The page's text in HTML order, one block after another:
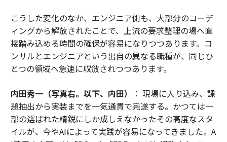
こうした変化のなか、エンジニア側も、大部分のコーデ
ィングから解放されたことで、上流の要求整理の場へ直
接踏み込める時間の確保が容易になりつつあります。コ
ンサルとエンジニアという出自の異なる職種が、同じひ
とつの領域へ急速に収斂されつつあります。
内田秀一（写真右。以下、内田）
： 現場に入り込み、課
題抽出から実装までを一気通貫で完遂する。かつては一
部の選ばれた精鋭にしか成しえなかったその高度なスタ
イルが、今やAIによって実践が容易になってきました。A